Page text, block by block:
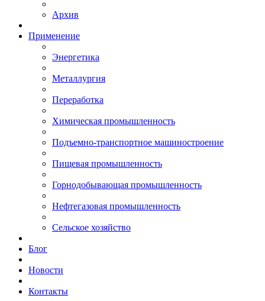
Архив
Применение
Энергетика
Металлургия
Переработка
Химическая промышленность
Подъемно-транспортное машиностроение
Пищевая промышленность
Горнодобывающая промышленность
Нефтегазовая промышленность
Сельское хозяйство
Блог
Новости
Контакты